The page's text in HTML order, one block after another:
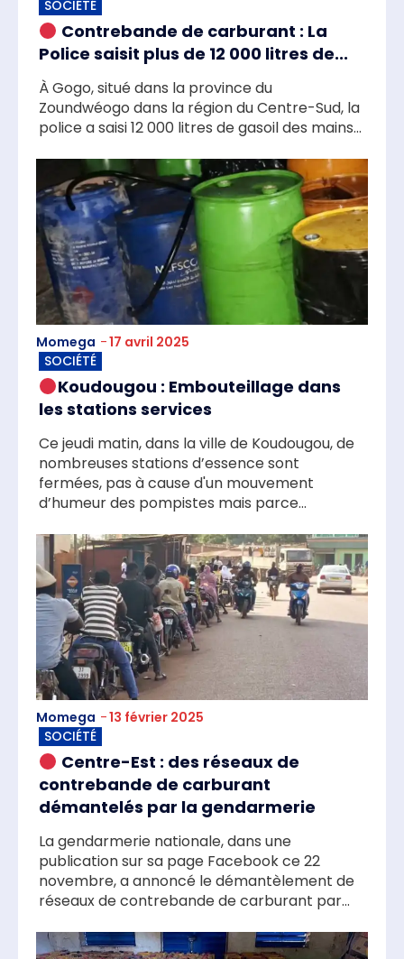
SOCIÉTÉ
Contrebande de carburant : La
Police saisit plus de 12 000 litres de...
À Gogo, situé dans la province du
Zoundwéogo dans la région du Centre-Sud, la
police a saisi 12 000 litres de gasoil des mains...
Momega -17 avril 2025
SOCIÉTÉ
Koudougou : Embouteillage dans
les stations services
Ce jeudi matin, dans la ville de Koudougou, de
nombreuses stations d’essence sont
fermées, pas à cause d'un mouvement
d’humeur des pompistes mais parce...
Momega -13 février 2025
SOCIÉTÉ
Centre-Est : des réseaux de
contrebande de carburant
démantelés par la gendarmerie
La gendarmerie nationale, dans une
publication sur sa page Facebook ce 22
novembre, a annoncé le démantèlement de
réseaux de contrebande de carburant par...